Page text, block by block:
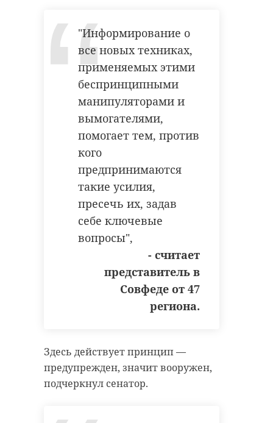
"Информирование о
все новых техниках,
применяемых этими
беспринципными
манипуляторами и
вымогателями,
помогает тем, против
кого
предпринимаются
такие усилия,
пресечь их, задав
себе ключевые
вопросы",
- считает
представитель в
Совфеде от 47
региона.
Здесь действует принцип —
предупрежден, значит вооружен,
подчеркнул сенатор.
эпохи, оживающими на экранах,
чтобы каждый посетитель смог
проследить незримую нить,
связующую день сегодняшний с
почти 8-вековой историей
монастыря.
Фото: 47channel
россия моя история
петербург куда пойти
историческая выставка
народное ополчение